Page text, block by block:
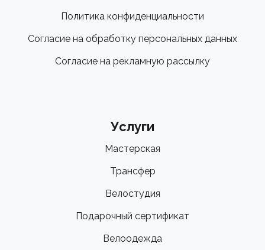
Политика конфиденциальности
Согласие на обработку персональных данных
Согласие на рекламную рассылку
Услуги
Мастерская
Трансфер
Велостудия
Подарочный сертификат
Велоодежда